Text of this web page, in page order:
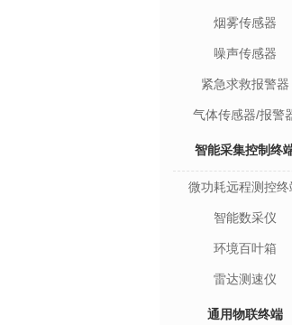
烟雾传感器
噪声传感器
紧急求救报警器
气体传感器/报警
智能采集控制终
微功耗远程测控终
智能数采仪
环境百叶箱
雷达测速仪
通用物联终端